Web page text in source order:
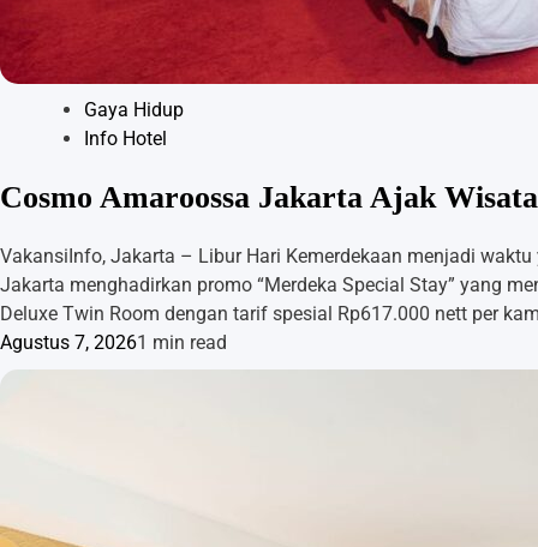
Gaya Hidup
Info Hotel
Cosmo Amaroossa Jakarta Ajak
VakansiInfo, Jakarta – Libur Hari Kemerdekaan menjadi
Jakarta menghadirkan promo “Merdeka Special Stay” yang
Deluxe Twin Room dengan tarif spesial Rp617.000 nett per
Agustus 7, 20261 min read